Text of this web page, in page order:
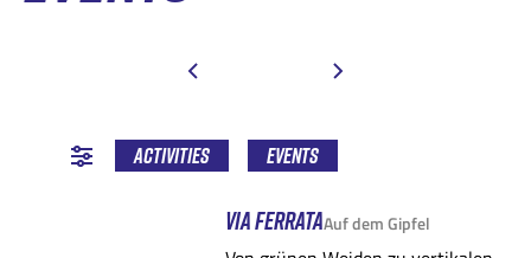
Activities Events
VIA FERRATAAuf dem Gipfel